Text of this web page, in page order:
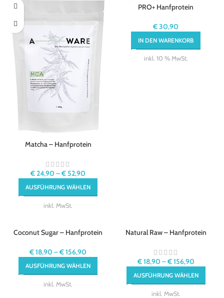
Matcha – Hanfprotein
€24,90 –€52,90
AUSFÜHRUNG WÄHLEN
inkl. MwSt.
PRO+ Hanfprotein
€30,90
IN DEN WARENKORB
inkl. 10 % MwSt.
Coconut Sugar – Hanfprotein
€18,90 –€156,90
AUSFÜHRUNG WÄHLEN
inkl. MwSt.
Natural Raw – Hanfprotein
€18,90 –€156,90
AUSFÜHRUNG WÄHLEN
inkl. MwSt.